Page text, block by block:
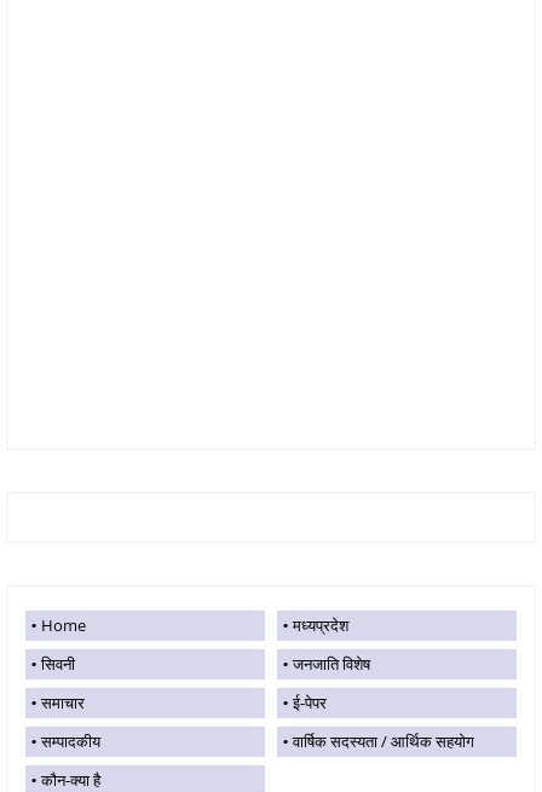
Home
मध्यप्रदेश
सिवनी
जनजाति विशेष
समाचार
ई-पेपर
सम्पादकीय
वार्षिक सदस्यता / आर्थिक सहयोग
कौन-क्या है